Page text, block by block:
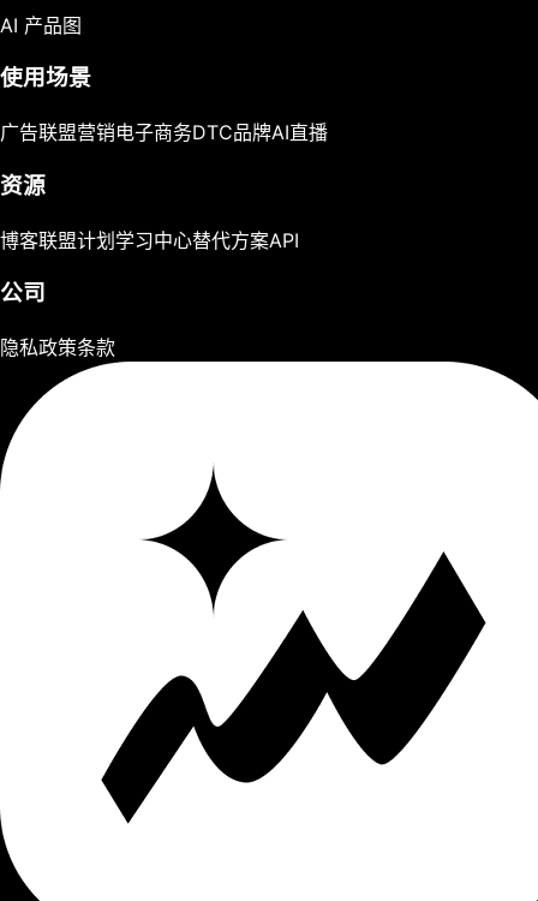
AI 产品图
使用场景
广告联盟营销电子商务DTC品牌AI直播
资源
博客联盟计划学习中心替代方案API
公司
隐私政策条款